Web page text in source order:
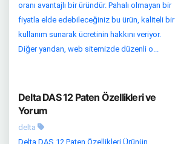
oranı avantajlı bir üründür. Pahalı olmayan bir
fiyatla elde edebileceğiniz bu ürün, kaliteli bir
kullanım sunarak ücretinin hakkını veriyor.
Diğer yandan, web sitemizde düzenli o...
Delta DAS 12 Paten Özellikleri ve
Yorum
delta
Delta DAS 12 Paten Özellikleri Ürünün